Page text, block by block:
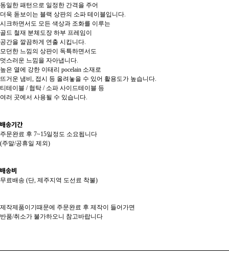
동일한 패턴으로 일정한 간격을 주어
더욱 돋보이는 블랙 상판의 소파 테이블입니다.
시크하면서도 모든 색상과 조화를 이루는
골드 철재 분체도장 하부 프레임이
공간을 깔끔하게 연출 시킵니다.
모던한 느낌의 상판이 독특하면서도
멋스러운 느낌을 자아냅니다.
높은 열에 강한 이태리 pocelain 소재로
뜨거운 냄비, 접시 등 올려놓을 수 있어 활용도가 높습니다.
티테이블 / 협탁 / 소파 사이드테이블 등
여러 곳에서 사용될 수 있습니다.
배송기간
주문완료 후 7~15일정도 소요됩니다
(주말/공휴일 제외)
배송비
무료배송 (단, 제주지역 도선료 착불)
제작제품이기때문에 주문완료 후 제작이 들어가면
반품/취소가 불가하오니 참고바랍니다